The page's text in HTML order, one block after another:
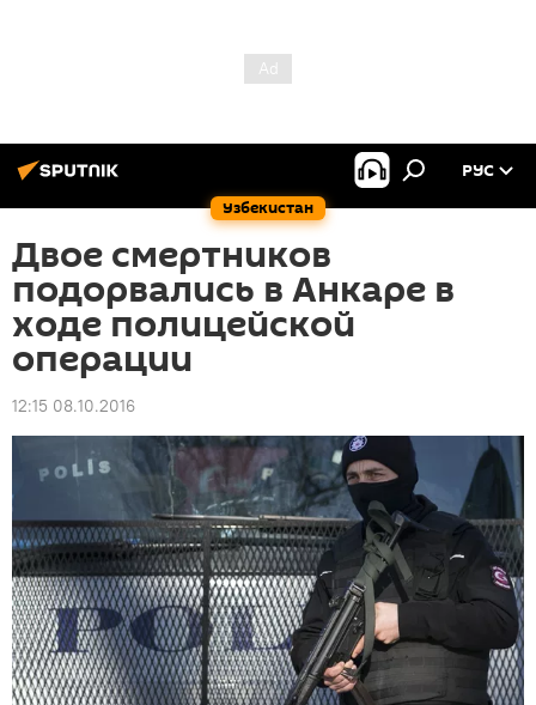
Узбекистан
РУС
Двое смертников
подорвались в Анкаре в
ходе полицейской
операции
12:15 08.10.2016